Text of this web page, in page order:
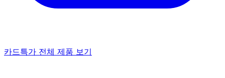
카드특가 전체 제품 보기